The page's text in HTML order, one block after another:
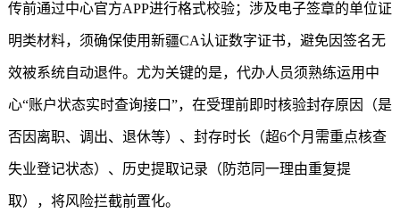
传前通过中心官方APP进行格式校验；涉及电子签章的单位证
明类材料，须确保使用新疆CA认证数字证书，避免因签名无
效被系统自动退件。尤为关键的是，代办人员须熟练运用中
心“账户状态实时查询接口”，在受理前即时核验封存原因（是
否因离职、调出、退休等）、封存时长（超6个月需重点核查
失业登记状态）、历史提取记录（防范同一理由重复提
取），将风险拦截前置化。